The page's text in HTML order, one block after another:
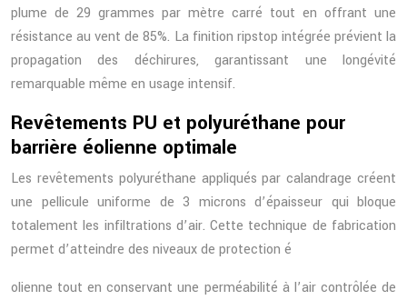
plume de 29 grammes par mètre carré tout en offrant une
résistance au vent de 85%. La finition ripstop intégrée prévient la
propagation des déchirures, garantissant une longévité
remarquable même en usage intensif.
Revêtements PU et polyuréthane pour
barrière éolienne optimale
Les revêtements polyuréthane appliqués par calandrage créent
une pellicule uniforme de 3 microns d’épaisseur qui bloque
totalement les infiltrations d’air. Cette technique de fabrication
permet d’atteindre des niveaux de protection é
olienne tout en conservant une perméabilité à l’air contrôlée de